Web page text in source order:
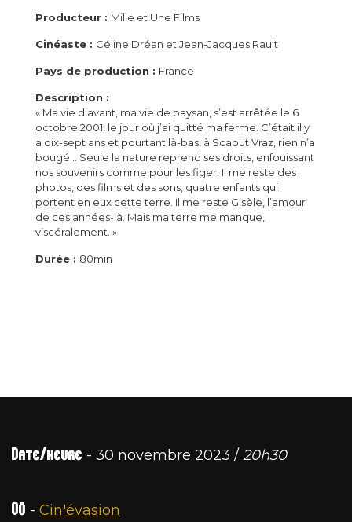
Producteur : Mille et Une Films
Cinéaste : Céline Dréan et Jean-Jacques Rault
Pays de production : France
Description :
« Ma vie d’avant, ma vie de paysan, s’est arrêtée le 6
octobre 2001, le jour où j’ai quitté ma ferme. C’était il y
a dix-sept ans et pourtant là-bas, à Scaout Vraz, rien n’a
bougé… Seule la nature reprend ses droits, enfouissant
nos souvenirs comme pour les figer. Il me reste des
photos, des films et des sons, quatre enfants qui
portent en eux cette terre. Il me reste Gisèle, l’amour
de ces années-là. Mais ma terre me manque,
viscéralement. »
Durée : 80min
Date/heure - 30 novembre 2023 / 20h30
Où - Cin'évasion